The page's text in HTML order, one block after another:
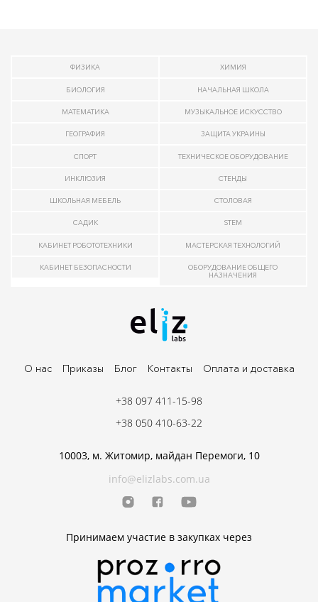
ФИЗИКА ХИМИЯ
БИОЛОГИЯ НАЧАЛЬНАЯ ШКОЛА
МАТЕМАТИКА МУЗЫКАЛЬНОЕ ИСКУССТВО
ГЕОГРАФИЯ ЗАЩИТА УКРАИНЫ
СПОРТ ТЕХНИЧЕСКОЕ ОБОРУДОВАНИЕ
ИНКЛЮЗИЯ СТЕНДЫ
ШКОЛЬНАЯ МЕБЕЛЬ СТОЛОВАЯ
САДИК STEM
КАБИНЕТ РОБОТОТЕХНИКИ МАСТЕРСКАЯ ТЕХНОЛОГИЙ
КАБИНЕТ БЕЗОПАСНОСТИ
ОБОРУДОВАНИЕ ОБЩЕГО
НАЗНАЧЕНИЯ
О нас Приказы Блог Контакты Оплата и доставка
10003, м. Житомир, майдан Перемоги, 10
info@elizlabs.com.ua
Принимаем участие в закупках через
+38 097 411-15-98
+38 050 410-63-22